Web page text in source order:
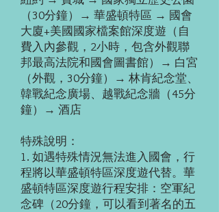
（30分鐘）→ 華盛頓特區 → 國會
大廈+美國國家檔案館深度遊（自
費入內參觀，2小時，包含外觀聯
邦最高法院和國會圖書館）→ 白宮
（外觀，30分鐘）→ 林肯紀念堂、
韓戰紀念廣場、越戰紀念牆（45分
鐘）→ 酒店
特殊說明：
1. 如遇特殊情況無法進入國會，行
程將以華盛頓特區深度遊代替。華
盛頓特區深度遊行程安排：空軍紀
念碑（20分鐘，可以看到著名的五